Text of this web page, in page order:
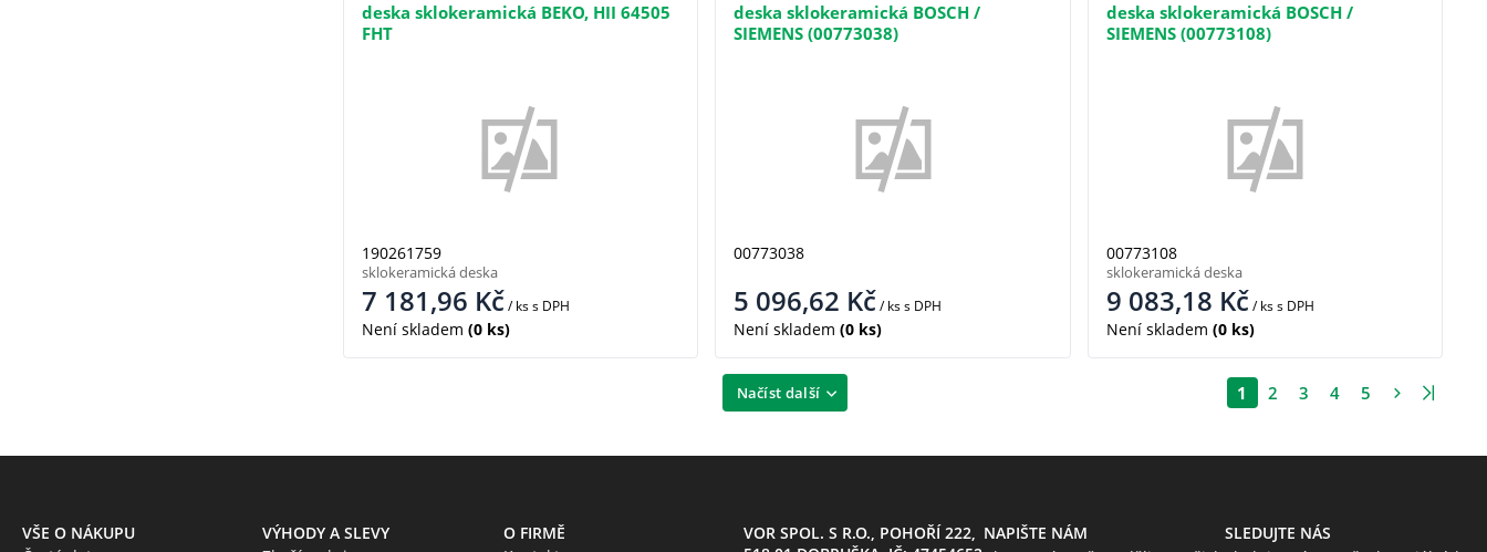
deska sklokeramická BEKO, HII 64505
FHT
190261759
7 181,96 Kč/ kss DPH
Není skladem (0 ks)
sklokeramická deska
deska sklokeramická BOSCH /
SIEMENS (00773038)
00773038
5 096,62 Kč/ kss DPH
Není skladem (0 ks)
deska sklokeramická BOSCH /
SIEMENS (00773108)
00773108
9 083,18 Kč/ kss DPH
Není skladem (0 ks)
sklokeramická deska
Načíst další 1 2 3 4 5
VŠE O NÁKUPU
VÝHODY A SLEVY
O FIRMĚ
VOR SPOL. S R.O., POHOŘÍ 222, NAPIŠTE NÁM
SLEDUJTE NÁS